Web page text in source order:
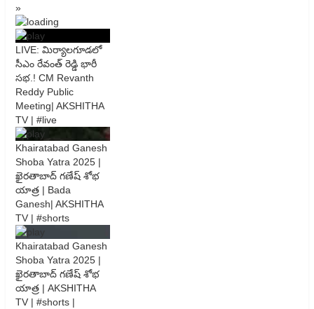
»
LIVE: మిర్యాలగూడలో
సీఎం రేవంత్ రెడ్డి భారీ
సభ.! CM Revanth
Reddy Public
Meeting| AKSHITHA
TV | #live
Khairatabad Ganesh
Shoba Yatra 2025 |
ఖైరతాబాద్ గణేష్ శోభ
యాత్ర | Bada
Ganesh| AKSHITHA
TV | #shorts
Khairatabad Ganesh
Shoba Yatra 2025 |
ఖైరతాబాద్ గణేష్ శోభ
యాత్ర | AKSHITHA
TV | #shorts |